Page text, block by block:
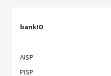
bankIO
AISP
PISP